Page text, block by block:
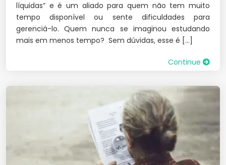
líquidas” e é um aliado para quem não tem muito
tempo disponível ou sente dificuldades para
gerenciá-lo. Quem nunca se imaginou estudando
mais em menos tempo? Sem dúvidas, esse é […]
Continue